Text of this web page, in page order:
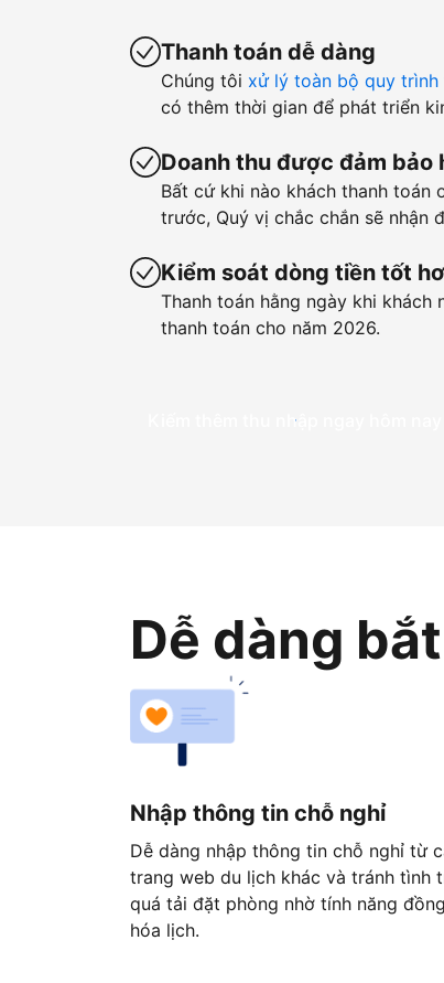
Thanh toán dễ dàng
Chúng tôi xử lý toàn bộ quy trình
có thêm thời gian để phát triển
Doanh thu được đảm bảo
Bất cứ khi nào khách thanh toán
trước, Quý vị chắc chắn sẽ nhận
Kiểm soát dòng tiền tốt
Thanh toán hằng ngày khi khách
thanh toán cho năm 2026.
Kiếm thêm thu nhập ngay hôm nay
Dễ dàng
Nhập thông tin chỗ nghỉ
Dễ dàng nhập thông tin chỗ nghỉ từ
trang web du lịch khác và tránh tình
quá tải đặt phòng nhờ tính năng
hóa lịch.